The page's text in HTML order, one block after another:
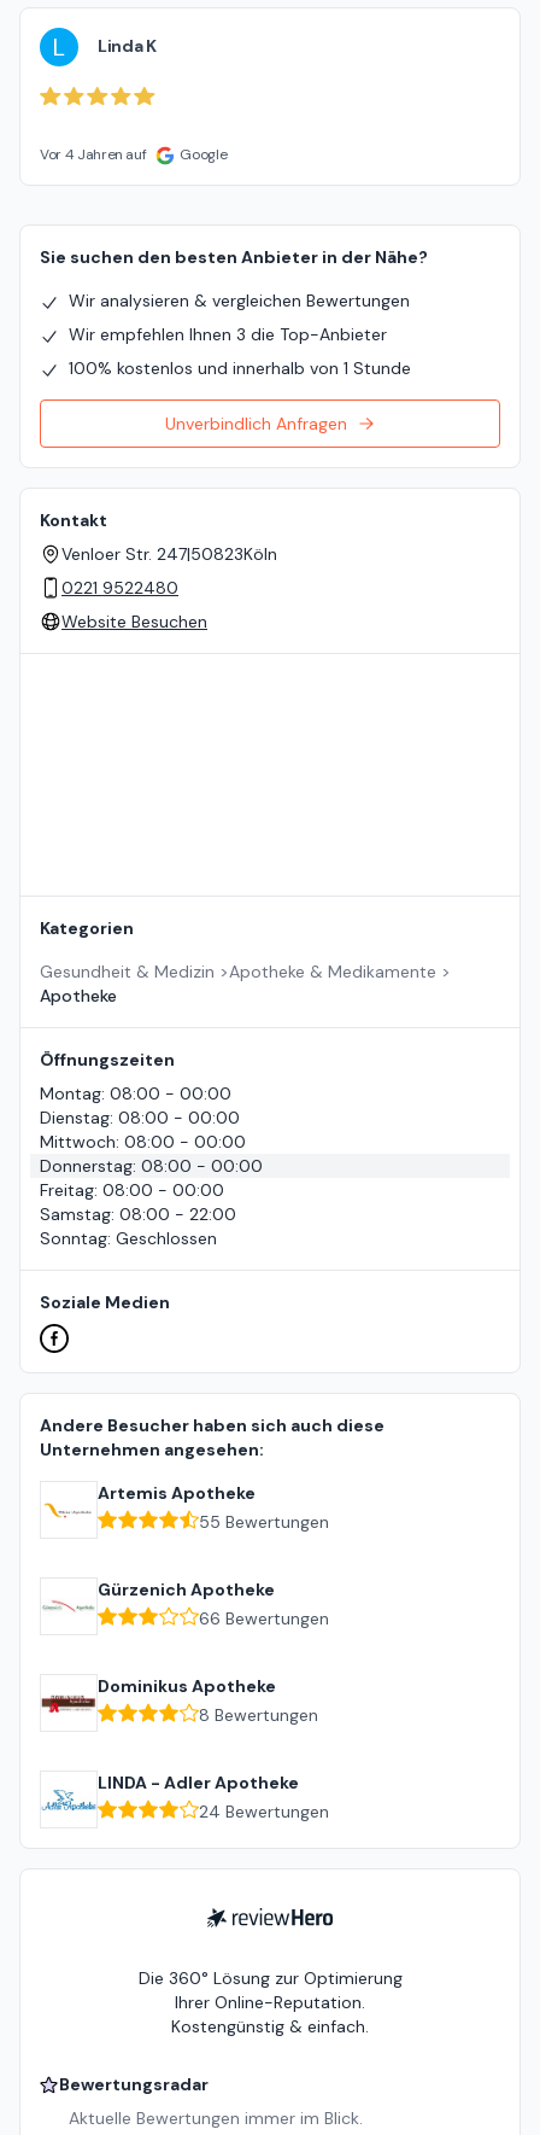
L Linda K
Vor 4 Jahren auf Google
Sie suchen den besten Anbieter in der Nähe?
Wir analysieren & vergleichen Bewertungen
Wir empfehlen Ihnen 3 die Top-Anbieter
100% kostenlos und innerhalb von 1 Stunde
Unverbindlich Anfragen
Kontakt
Venloer Str. 247|50823Köln
0221 9522480
Website Besuchen
Kategorien
Gesundheit & Medizin >Apotheke & Medikamente >
Apotheke
Öffnungszeiten
Montag: 08:00 - 00:00
Dienstag: 08:00 - 00:00
Mittwoch: 08:00 - 00:00
Donnerstag: 08:00 - 00:00
Freitag: 08:00 - 00:00
Samstag: 08:00 - 22:00
Sonntag: Geschlossen
Soziale Medien
Andere Besucher haben sich auch diese
Unternehmen angesehen:
Artemis Apotheke
55 Bewertungen
Gürzenich Apotheke
66 Bewertungen
Dominikus Apotheke
8 Bewertungen
LINDA - Adler Apotheke
24 Bewertungen
ReviewHero
Die 360° Lösung zur Optimierung
Ihrer Online-Reputation.
Kostengünstig & einfach.
Bewertungsradar
Aktuelle Bewertungen immer im Blick.